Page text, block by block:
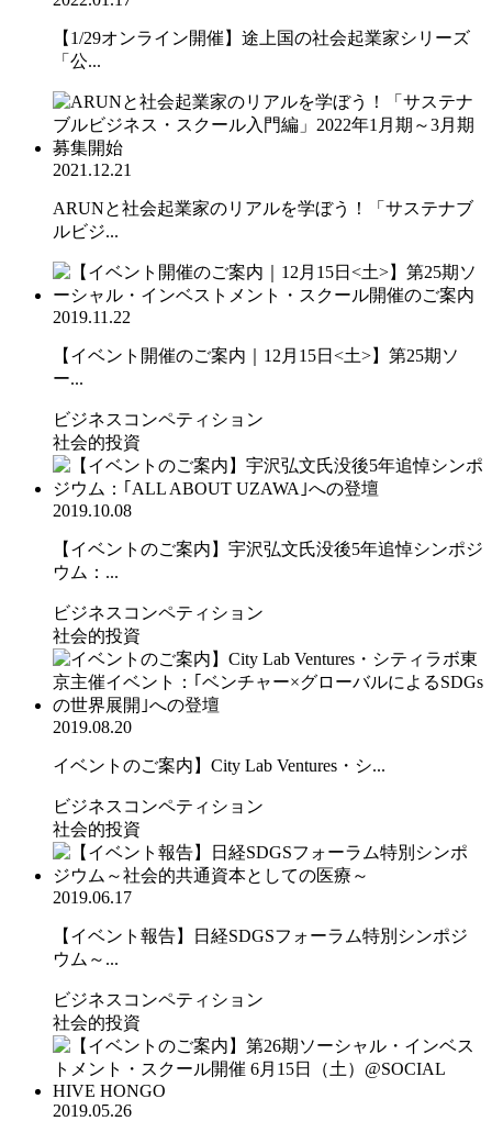
【1/29オンライン開催】途上国の社会起業家シリーズ
「公...
2021.12.21
ARUNと社会起業家のリアルを学ぼう！「サステナブ
ルビジ...
2019.11.22
【イベント開催のご案内｜12月15日<土>】第25期ソ
ー...
ビジネスコンペティション
社会的投資
2019.10.08
【イベントのご案内】宇沢弘文氏没後5年追悼シンポジ
ウム：...
ビジネスコンペティション
社会的投資
2019.08.20
イベントのご案内】City Lab Ventures・シ...
ビジネスコンペティション
社会的投資
2019.06.17
【イベント報告】日経SDGSフォーラム特別シンポジ
ウム～...
ビジネスコンペティション
社会的投資
2019.05.26